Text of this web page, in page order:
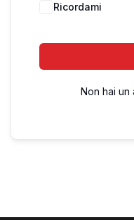
Ricordami
Non hai un